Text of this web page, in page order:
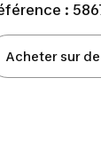
:
Acheter sur